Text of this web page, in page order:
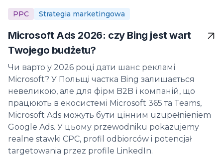
PPC Strategia marketingowa
Microsoft Ads 2026: czy Bing jest wart
Twojego budżetu?
Чи варто у 2026 році дати шанс рекламі
Microsoft? У Польщі частка Bing залишається
невеликою, але для фірм B2B і компаній, що
працюють в екосистемі Microsoft 365 та Teams,
Microsoft Ads можуть бути цінним uzupełnieniem
Google Ads. У цьому przewodniku pokazujemy
realne stawki CPC, profil odbiorców i potencjał
targetowania przez profile LinkedIn.